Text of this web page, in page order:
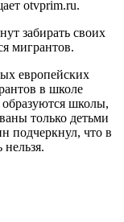
otvprim.ru.
забирать своих
мигрантов.
европейских
в школе
образуются школы,
только детьми
подчеркнул, что в
нельзя.